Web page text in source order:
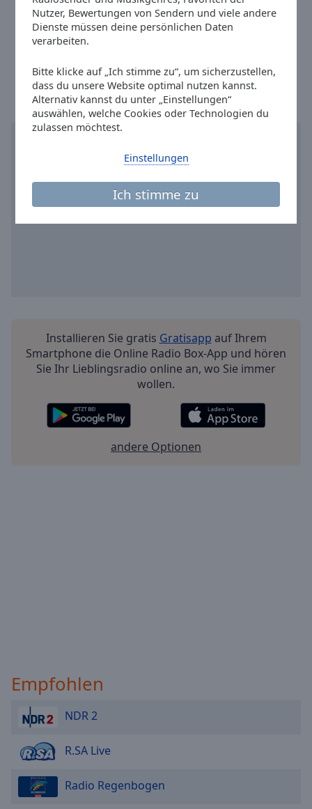
Nutzer, Bewertungen von Sendern und viele andere
Dienste müssen deine persönlichen Daten
verarbeiten.
Bitte klicke auf „Ich stimme zu“, um sicherzustellen,
dass du unsere Website optimal nutzen kannst.
Alternativ kannst du unter „Einstellungen“
auswählen, welche Cookies oder Technologien du
zulassen möchtest.
Ich stimme zu
Einstellungen
dialog
window.
Instagram: @radioleverkusen
Youtube:
Installieren Sie gratis Gratisapp auf Ihrem
Smartphone die Online Radio Box-App und hören
Sie Ihr Lieblingsradio online an, wo Sie immer
wollen.
andere Optionen
Empfohlen
NDR 2
R.SA Live
Radio Regenbogen